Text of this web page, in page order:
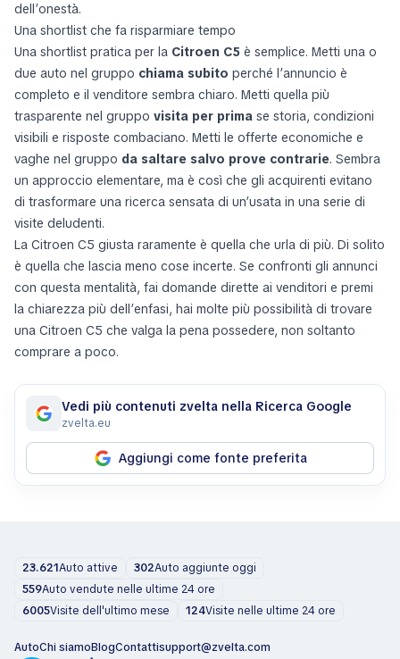
dell’onestà.
Una shortlist che fa risparmiare tempo
Una shortlist pratica per la Citroen C5 è semplice. Metti una o
due auto nel gruppo chiama subito perché l’annuncio è
completo e il venditore sembra chiaro. Metti quella più
trasparente nel gruppo visita per prima se storia, condizioni
visibili e risposte combaciano. Metti le offerte economiche e
vaghe nel gruppo da saltare salvo prove contrarie. Sembra
un approccio elementare, ma è così che gli acquirenti evitano
di trasformare una ricerca sensata di un’usata in una serie di
visite deludenti.
La Citroen C5 giusta raramente è quella che urla di più. Di solito
è quella che lascia meno cose incerte. Se confronti gli annunci
con questa mentalità, fai domande dirette ai venditori e premi
la chiarezza più dell’enfasi, hai molte più possibilità di trovare
una Citroen C5 che valga la pena possedere, non soltanto
comprare a poco.
Vedi più contenuti zvelta nella Ricerca Google
zvelta.eu
Aggiungi come fonte preferita
23.621Auto attive 302Auto aggiunte oggi
559Auto vendute nelle ultime 24 ore
6005Visite dell'ultimo mese 124Visite nelle ultime 24 ore
AutoChi siamoBlogContattisupport@zvelta.com